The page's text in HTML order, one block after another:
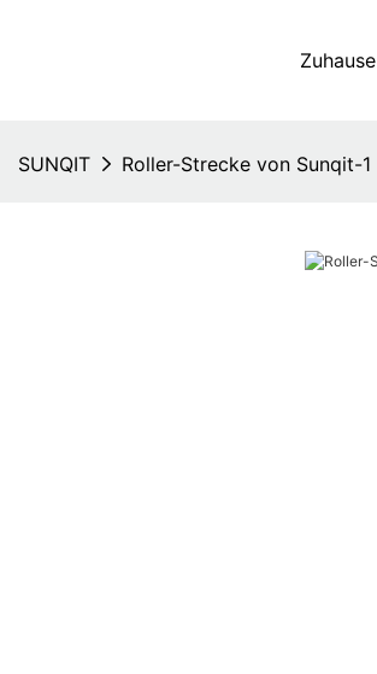
Zuhause
SUNQIT Roller-Strecke von Sunqit-1